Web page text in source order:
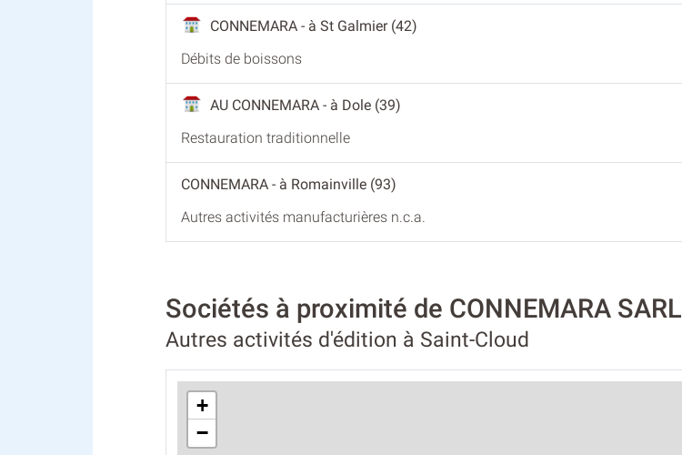
CONNEMARA - à St Galmier (42)
Débits de boissons
AU CONNEMARA - à Dole (39)
Restauration traditionnelle
CONNEMARA - à Romainville (93)
Autres activités manufacturières n.c.a.
Sociétés à proximité de CONNEMARA SARL
Autres activités d'édition à Saint-Cloud
+
−